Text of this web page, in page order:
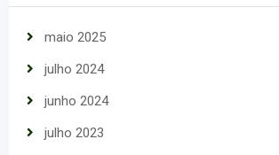
maio 2025
julho 2024
junho 2024
julho 2023